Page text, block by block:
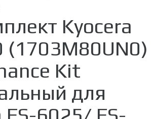
Kyocera
(1703M80UN0)
Kit
для